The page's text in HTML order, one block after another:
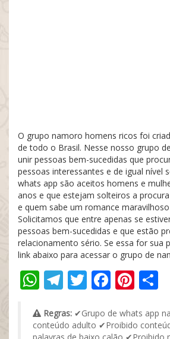
O grupo namoro homens ricos foi
de todo o Brasil. Nesse nosso grupo
unir pessoas bem-sucedidas que
pessoas interessantes e de igual nível
whats app são aceitos homens e
anos e que estejam solteiros a
e quem sabe um romance
Solicitamos que entre apenas se
pessoas bem-sucedidas e que estão
relacionamento sério. Se essa for sua
link abaixo para acessar o grupo de
WhatsApp
Telegram
Twitter
Regras: ✔Grupo de whats app
conteúdo adulto ✔Proibido